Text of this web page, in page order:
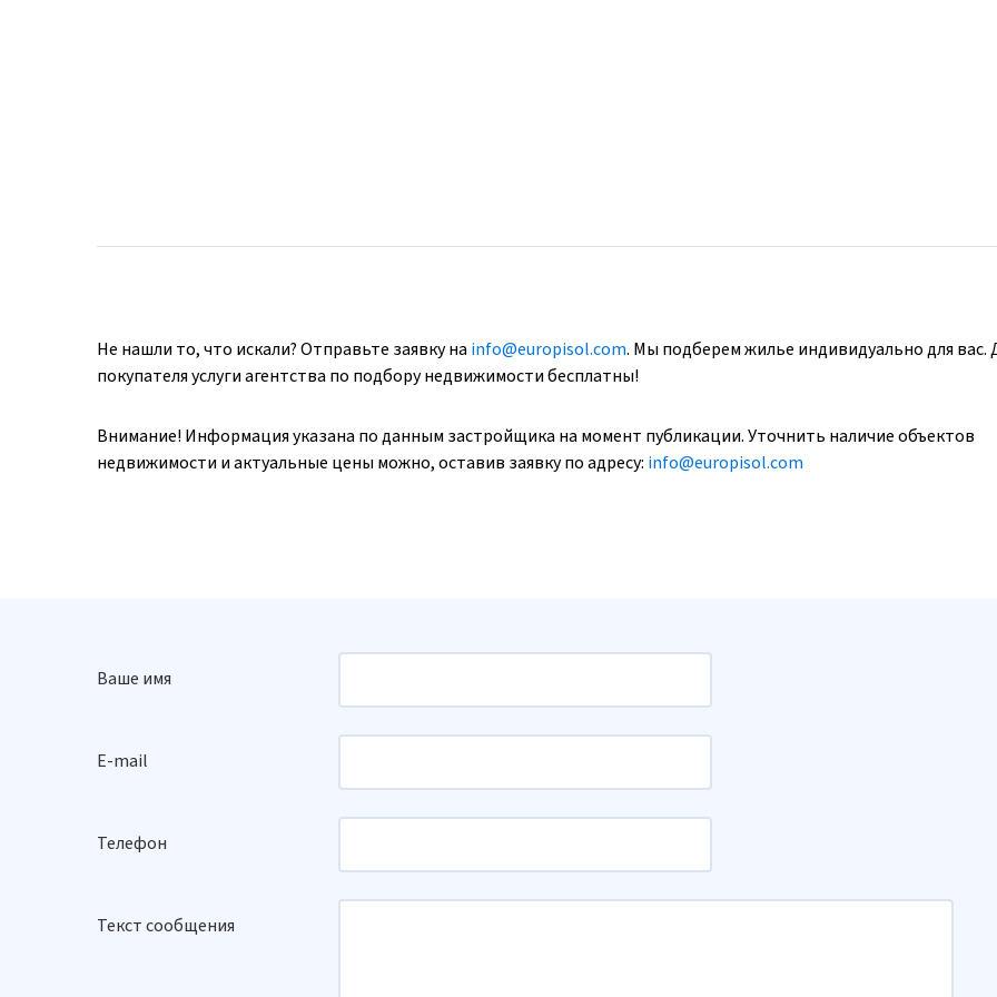
Не нашли то, что искали? Отправьте заявку наinfo@europisol.com. Мы подберем жилье индивидуально для вас.
покупателя услуги агентства по подбору недвижимости бесплатны!
Внимание! Информация указана по данным застройщика на момент публикации. Уточнить наличие объектов
недвижимости и актуальные цены можно, оставив заявку по адресу: info@europisol.com
Ваше имя
E-mail
Телефон
Текст сообщения